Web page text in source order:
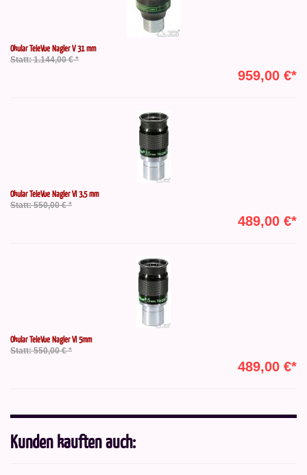
Okular TeleVue Nagler V 31 mm
Statt: 1.144,00 € *
959,00 €*
Okular TeleVue Nagler VI 3,5 mm
Statt: 550,00 € *
489,00 €*
Okular TeleVue Nagler VI 5mm
Statt: 550,00 € *
489,00 €*
Kunden kauften auch: